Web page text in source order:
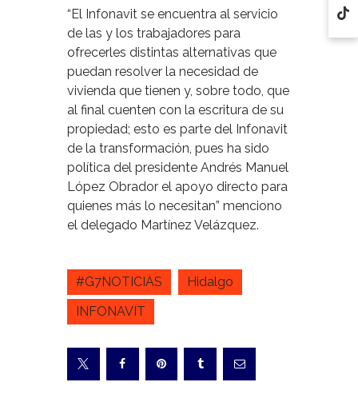
“El Infonavit se encuentra al servicio
de las y los trabajadores para
ofrecerles distintas alternativas que
puedan resolver la necesidad de
vivienda que tienen y, sobre todo, que
al final cuenten con la escritura de su
propiedad; esto es parte del Infonavit
de la transformación, pues ha sido
política del presidente Andrés Manuel
López Obrador el apoyo directo para
quienes más lo necesitan” menciono
el delegado Martínez Velázquez.
#G7NOTICIAS
Hidalgo
INFONAVIT